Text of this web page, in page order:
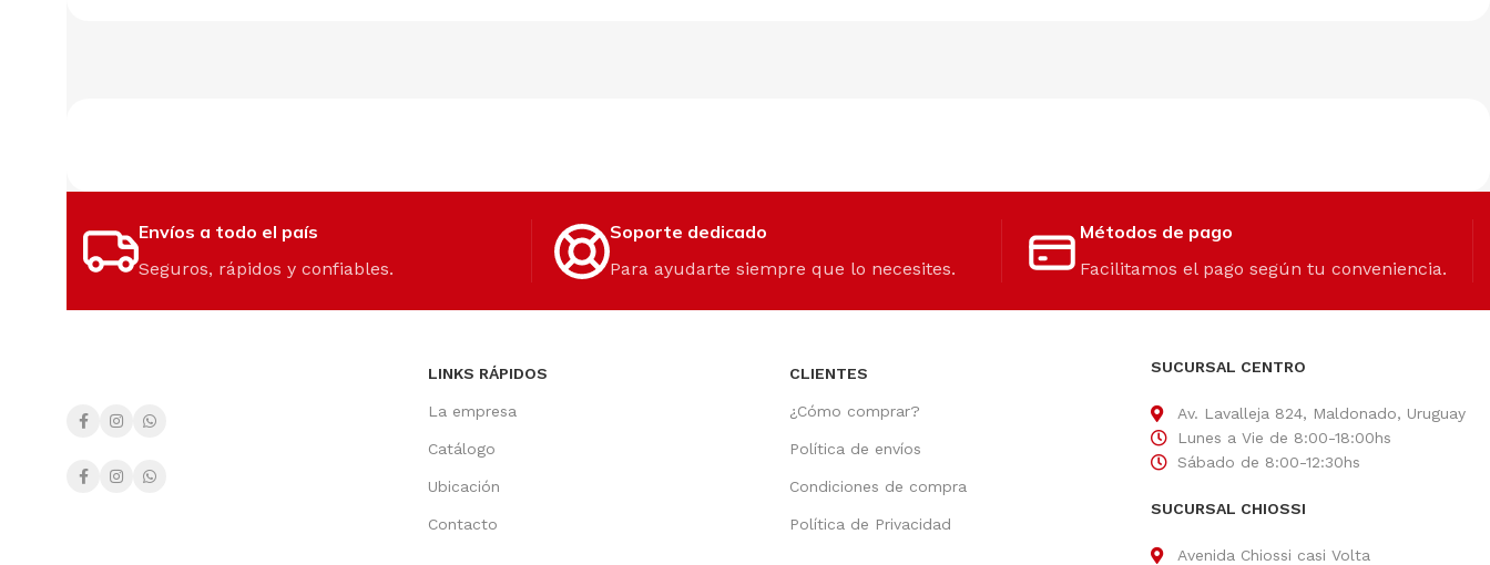
Envíos a todo el país
Seguros, rápidos y confiables.
Soporte dedicado
Para ayudarte siempre que lo necesites.
Métodos de pago
Facilitamos el pago según tu conveniencia.
LINKS RÁPIDOS
La empresa
Catálogo
Ubicación
Contacto
CLIENTES
¿Cómo comprar?
Política de envíos
Condiciones de compra
Política de Privacidad
SUCURSAL CENTRO
Av. Lavalleja 824, Maldonado, Uruguay
Lunes a Vie de 8:00-18:00hs
Sábado de 8:00-12:30hs
SUCURSAL CHIOSSI
Avenida Chiossi casi Volta